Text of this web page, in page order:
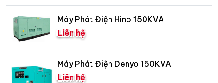
Máy Phát Điện Hino 150KVA
Liên hệ
Máy Phát Điện Denyo 150KVA
Liên hệ